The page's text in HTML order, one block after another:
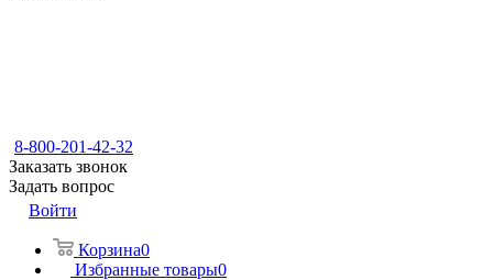
8-800-201-42-32
Заказать звонок
Задать вопрос
Войти
Корзина0
Избранные товары0